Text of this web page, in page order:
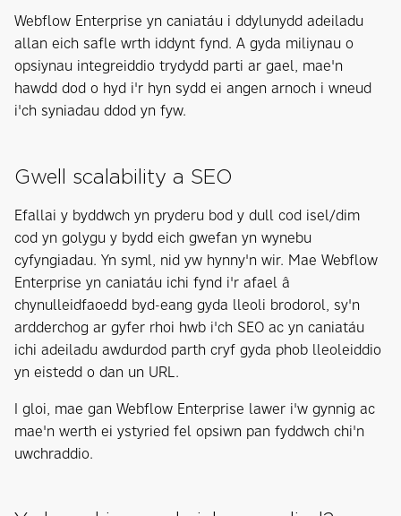
Webflow Enterprise yn caniatáu i ddylunydd adeiladu
allan eich safle wrth iddynt fynd. A gyda miliynau o
opsiynau integreiddio trydydd parti ar gael, mae'n
hawdd dod o hyd i'r hyn sydd ei angen arnoch i wneud
i'ch syniadau ddod yn fyw.
Gwell scalability a SEO
Efallai y byddwch yn pryderu bod y dull cod isel/dim
cod yn golygu y bydd eich gwefan yn wynebu
cyfyngiadau. Yn syml, nid yw hynny'n wir. Mae Webflow
Enterprise yn caniatáu ichi fynd i'r afael â
chynulleidfaoedd byd-eang gyda lleoli brodorol, sy'n
ardderchog ar gyfer rhoi hwb i'ch SEO ac yn caniatáu
ichi adeiladu awdurdod parth cryf gyda phob lleoleiddio
yn eistedd o dan un URL.
I gloi, mae gan Webflow Enterprise lawer i'w gynnig ac
mae'n werth ei ystyried fel opsiwn pan fyddwch chi'n
uwchraddio.